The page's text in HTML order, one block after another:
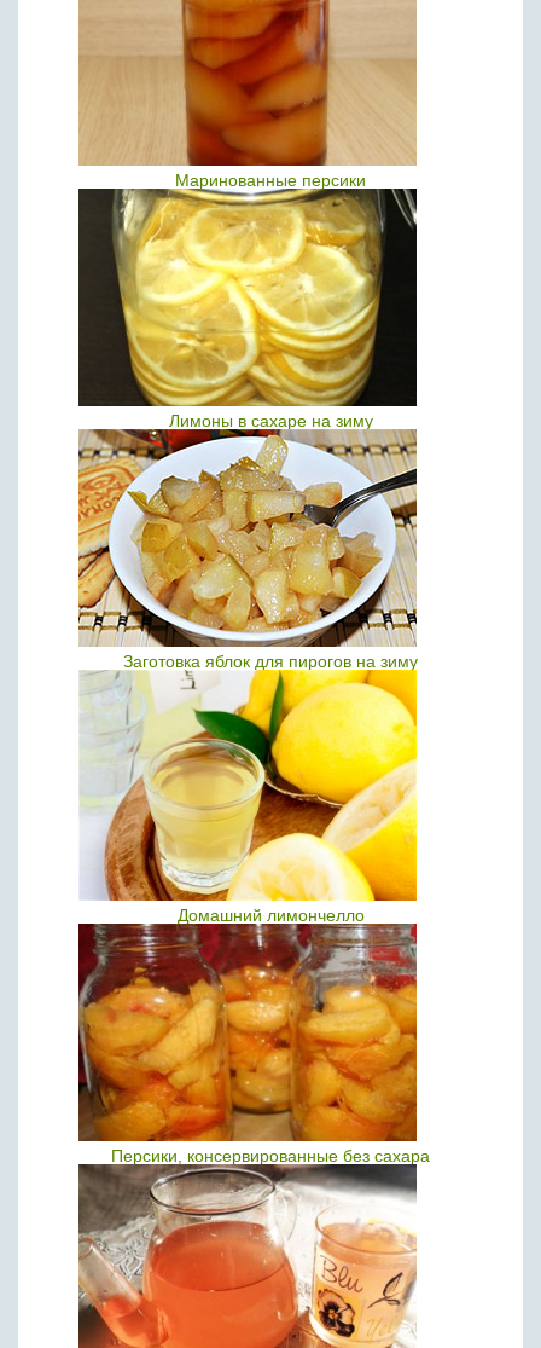
Маринованные персики
Лимоны в сахаре на зиму
Заготовка яблок для пирогов на зиму
Домашний лимончелло
Персики, консервированные без сахара